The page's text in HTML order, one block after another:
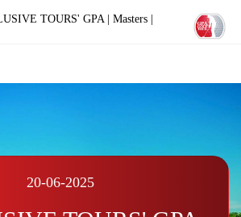
TOURS' GPA | Masters |
20-06-2025